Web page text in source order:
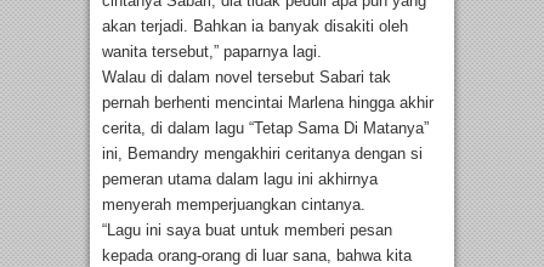
akan terjadi. Bahkan ia banyak disakiti oleh
wanita tersebut,” paparnya lagi.
Walau di dalam novel tersebut Sabari tak
pernah berhenti mencintai Marlena hingga akhir
cerita, di dalam lagu “Tetap Sama Di Matanya”
ini, Bemandry mengakhiri ceritanya dengan si
pemeran utama dalam lagu ini akhirnya
menyerah memperjuangkan cintanya.
“Lagu ini saya buat untuk memberi pesan
kepada orang-orang di luar sana, bahwa kita